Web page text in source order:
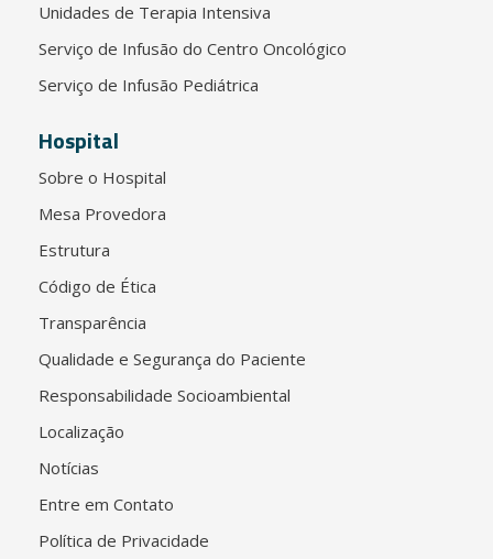
Unidades de Terapia Intensiva
Serviço de Infusão do Centro Oncológico
Serviço de Infusão Pediátrica
Hospital
Sobre o Hospital
Mesa Provedora
Estrutura
Código de Ética
Transparência
Qualidade e Segurança do Paciente
Responsabilidade Socioambiental
Localização
Notícias
Entre em Contato
Política de Privacidade